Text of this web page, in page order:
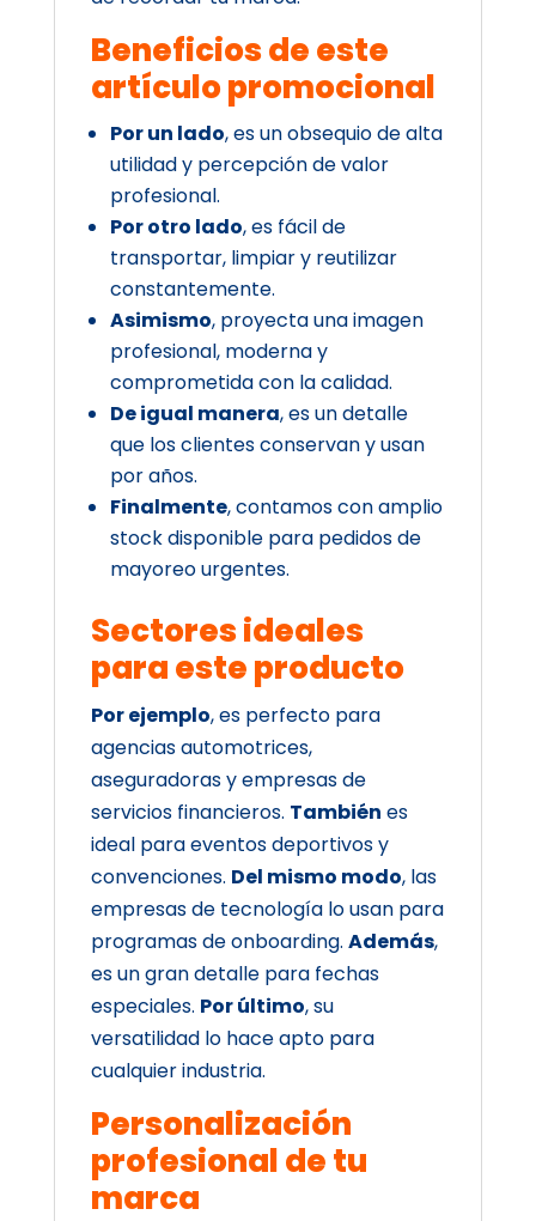
Beneficios de este
artículo promocional
Por un lado, es un obsequio de alta
utilidad y percepción de valor
profesional.
Por otro lado, es fácil de
transportar, limpiar y reutilizar
constantemente.
Asimismo, proyecta una imagen
profesional, moderna y
comprometida con la calidad.
De igual manera, es un detalle
que los clientes conservan y usan
por años.
Finalmente, contamos con amplio
stock disponible para pedidos de
mayoreo urgentes.
Sectores ideales
para este producto
Por ejemplo, es perfecto para
agencias automotrices,
aseguradoras y empresas de
servicios financieros. También es
ideal para eventos deportivos y
convenciones. Del mismo modo, las
empresas de tecnología lo usan para
programas de onboarding. Además,
es un gran detalle para fechas
especiales. Por último, su
versatilidad lo hace apto para
cualquier industria.
Personalización
profesional de tu
marca